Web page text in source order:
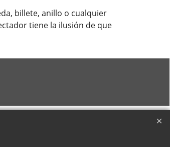
billete, anillo o cualquier
tiene la ilusión de que